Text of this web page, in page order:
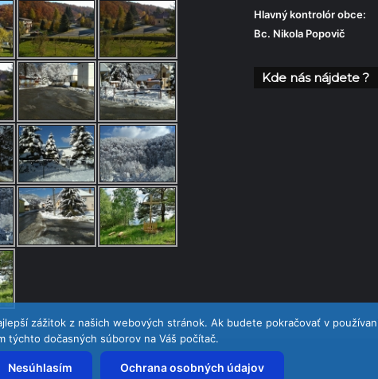
Hlavný kontrolór obce:
Bc. Nikola Popovič
Kde nás nájdete ?
zážitok z našich webových stránok. Ak budete pokračovať v
týchto dočasných súborov na Váš počítač.
Nesúhlasím Ochrana osobných údajov